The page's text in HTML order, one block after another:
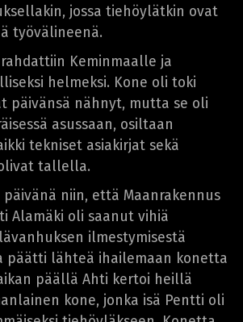
jossa tiehöylätkin ovat
työvälineenä.
rahdattiin Keminmaalle ja
helmeksi. Kone oli toki
päivänsä nähnyt, mutta se oli
asussaan, osiltaan
tekniset asiakirjat sekä
tallella.
niin, että Maanrakennus
Alamäki oli saanut vihiä
ilmestymisestä
päätti lähteä ihailemaan konetta
päällä Ahti kertoi heillä
kone, jonka isä Pentti oli